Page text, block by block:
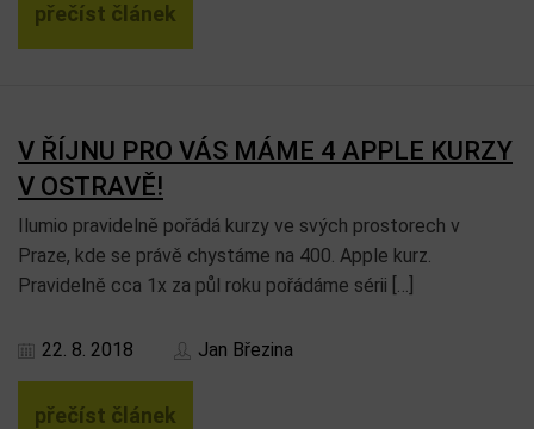
přečíst článek
V ŘÍJNU PRO VÁS MÁME 4 APPLE KURZY
V OSTRAVĚ!
Ilumio pravidelně pořádá kurzy ve svých prostorech v
Praze, kde se právě chystáme na 400. Apple kurz.
Pravidelně cca 1x za půl roku pořádáme sérii […]
22. 8. 2018 Jan Březina
přečíst článek